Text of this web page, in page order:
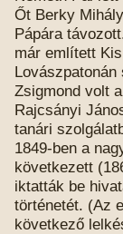
Őt Berky
Pápára
már említett
Zsigmond volt
Rajcsányi
tanári
1849-ben a
következett
iktatták be
történetét. (Az
következő